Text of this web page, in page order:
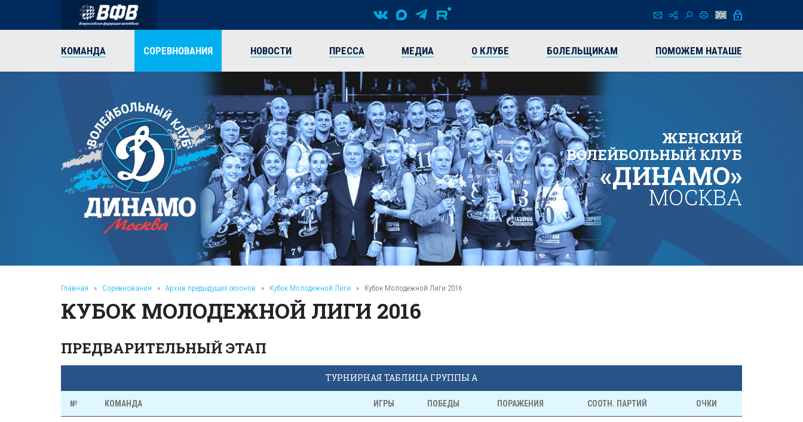
КОМАНДА СОРЕВНОВАНИЯ НОВОСТИ ПРЕССА МЕДИА О КЛУБЕ БОЛЕЛЬЩИКАМ ПОМОЖЕМ НАТАШЕ
ЖЕНСКИЙ
ВОЛЕЙБОЛЬНЫЙ КЛУБ
«ДИНАМО»
МОСКВА
Главная » Соревнования » Архив предыдущих сезонов » Кубок Молодежной Лиги » Кубок Молодежной Лиги 2016
КУБОК МОЛОДЕЖНОЙ ЛИГИ 2016
ПРЕДВАРИТЕЛЬНЫЙ ЭТАП
ТУРНИРНАЯ ТАБЛИЦА ГРУППЫ А
№ КОМАНДА ИГРЫ ПОБЕДЫ ПОРАЖЕНИЯ СООТН. ПАРТИЙ ОЧКИ